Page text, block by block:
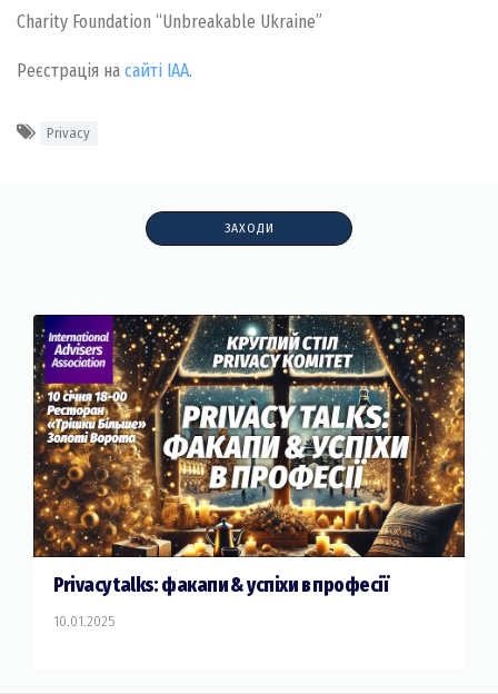
Charity Foundation “Unbreakable Ukraine”
Реєстрація на сайті ІАА.
Privacy
ЗАХОДИ
Privacy talks: факапи & успіхи в професії
10.01.2025